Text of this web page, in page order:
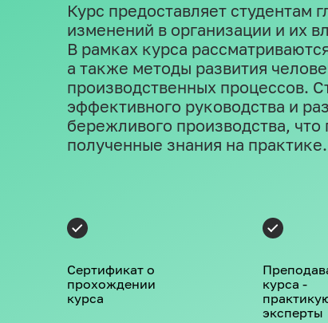
Курс предоставляет студентам
изменений в организации и их
В рамках курса
а также методы развития
производственных процессов.
эффективного руководства и
бережливого производства,
полученные знания на практике.
Сертификат о
прохождении
курса
курса -
эксперты